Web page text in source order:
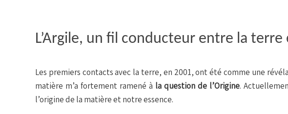
L’Argile, un fil conducteur entre la
Les premiers contacts avec la terre, en 2001, ont été comme une
matière m’a fortement ramené à la question de l’Origine.
l’origine de la matière et notre essence.